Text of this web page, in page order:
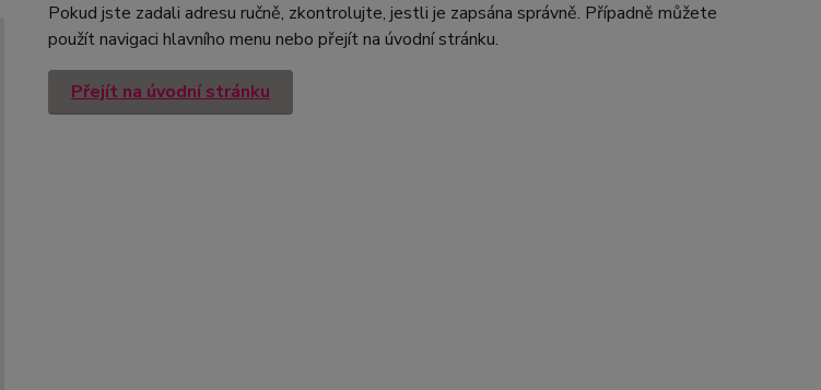
Pokud jste zadali adresu ručně, zkontrolujte, jestli je zapsána správně. Případně můžete
použít navigaci hlavního menu nebo přejít na úvodní stránku.
Přejít na úvodní stránku